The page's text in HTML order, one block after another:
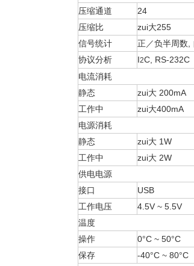
压缩通道
24
压缩比
zui大255
信号统计
正／负半周数,
协议分析
I2C, RS-232C
电流消耗
静态
zui大 200mA
工作中
zui大400mA
电源消耗
静态
zui大 1W
工作中
zui大 2W
供电电源
接口
USB
工作电压
4.5V ~ 5.5V
温度
操作
0°C ~ 50°C
保存
-40°C ~ 80°C